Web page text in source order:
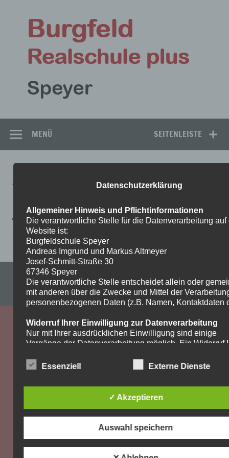
springen
SEITENLEISTE
MENÜ
ARBEITSPLAN-RELI-56-11_05-
BIS-15_05-1
Arbeitsplan-Reli-56-11_05-bis-15_05-1
Impressum & Datenschutzerklärung
WordPress-Theme: Dynamic News von ThemeZee.
Datenschutzerklärung
Allgemeiner Hinweis und Pflichtinformationen
Die verantwortliche Stelle für die Datenverarbeitung auf
Website ist:
Burgfeldschule Speyer
Andreas Imgrund und Markus Altmeyer
Josef-Schmitt-Straße 30
67346 Speyer
Die verantwortliche Stelle entscheidet allein oder
mit anderen über die Zwecke und Mittel der
personenbezogenen Daten (z.B. Namen, Kontaktdaten
Widerruf Ihrer Einwilligung zur Datenverarbeitung
Nur mit Ihrer ausdrücklichen Einwilligung sind einige
Vorgänge der Datenverarbeitung möglich. Ein Widerruf
Widerruf genügt eine formlose Mitteilung per E-Mail. Die
Recht auf Beschwerde bei der zuständigen
Aufsichtsbehörde
Als Betroffener steht Ihnen im Falle eines
der zuständigen Aufsichtsbehörde zu. Zuständige
Aufsichtsbehörde bezüglich datenschutzrechtlicher
Essenziell Externe Dienste
✓ Akzeptieren
Auswahl speichern